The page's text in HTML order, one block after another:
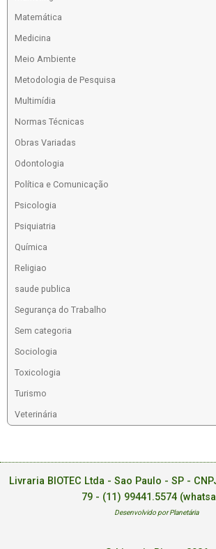
Matemática
Medicina
Meio Ambiente
Metodologia de Pesquisa
Multimídia
Normas Técnicas
Obras Variadas
Odontologia
Política e Comunicação
Psicologia
Psiquiatria
Química
Religiao
saude publica
Segurança do Trabalho
Sem categoria
Sociologia
Toxicologia
Turismo
Veterinária
Livraria BIOTEC Ltda - Sao Paulo - SP -
79 - (11) 99441.5574
Desenvolvido por Planetária